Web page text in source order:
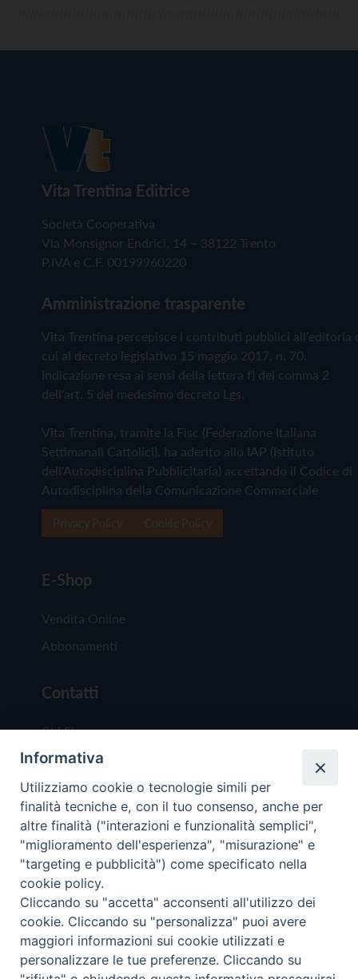
Vita Trentina Editrice
Società Cooperativa
Via Monsignor Endrici, 14 – 38122 Trento
P.IVA e C.F. 00199960220
Amministrazione trasparente
Vita Trentina percepisce i contributi pubblici all'editoria
cui al decreto legislativo 15 maggio 2017, n. 70.
Indicazione resa ai sensi della lettera f) del comma 2
dell'art. 5 del medesimo decreto Lgs.
Vita Trentina, tramite la Fisc (Federazione Italiana
Settimanali Cattolici), ha aderito allo IAP (Istituto
dell'Autodisciplina Pubblicitaria) accettando il Codice di
Autodisciplina della Comunicazione Commerciale
E-Shop
Vendita Online
Abbonamenti
Contatti
Chi Siamo
Redazione
Scrivici
Copyright © 2019 - Tutti i diritti riservati - Vita
Trentina Editrice
Privacy Policy
Torna
Informativa
Utilizziamo cookie o tecnologie simili per
finalità tecniche e, con il tuo consenso, anche per
altre finalità ("interazioni e funzionalità semplici",
"miglioramento dell'esperienza", "misurazione" e
"targeting e pubblicità") come specificato nella
cookie policy.
Cliccando su "accetta" acconsenti all'utilizzo dei
cookie. Cliccando su "personalizza" puoi avere
maggiori informazioni sui cookie utilizzati e
personalizzare le tue preferenze. Cliccando su